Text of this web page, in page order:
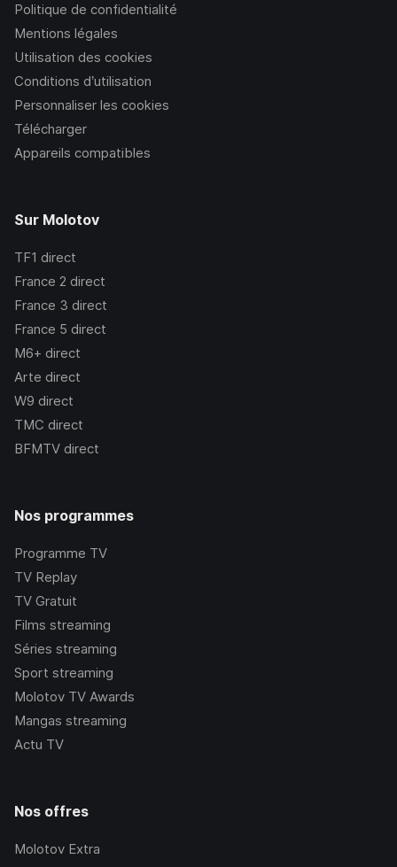
Politique de confidentialité
Mentions légales
Utilisation des cookies
Conditions d’utilisation
Personnaliser les cookies
Télécharger
Appareils compatibles
Sur Molotov
TF1 direct
France 2 direct
France 3 direct
France 5 direct
M6+ direct
Arte direct
W9 direct
TMC direct
BFMTV direct
Nos programmes
Programme TV
TV Replay
TV Gratuit
Films streaming
Séries streaming
Sport streaming
Molotov TV Awards
Mangas streaming
Actu TV
Nos offres
Molotov Extra